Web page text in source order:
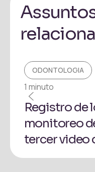
ODONTOLOGIA
1 minuto
Registro de
monitoreo
tercer video